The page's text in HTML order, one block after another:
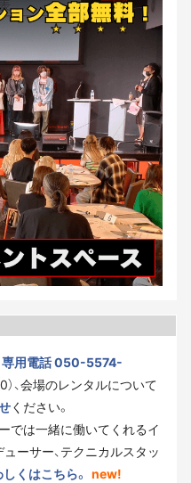
専用電話 050-5574-
、会場のレンタルについて
ください。
では一緒に働いてくれるイ
ーサー、テクニカルスタッ
しくはこちら。 new!